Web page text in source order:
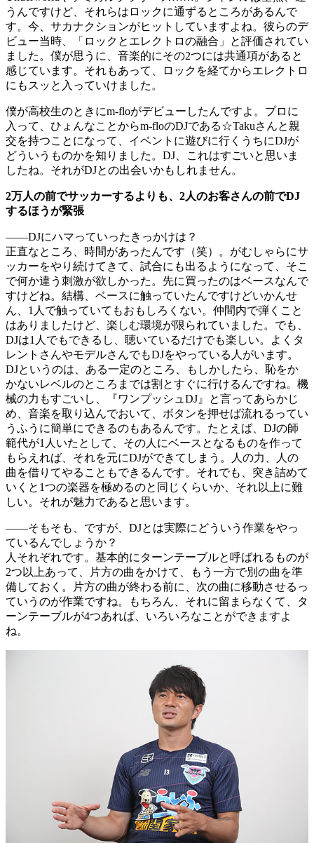
うんですけど、それらはロックに通ずるところがあるんで
す。今、サカナクションがヒットしていますよね。彼らのデ
ビュー当時、「ロックとエレクトロの融合」と評価されてい
ました。僕が思うに、音楽的にその2つには共通項があると
感じています。それもあって、ロックを経てからエレクトロ
にもスッと入っていけました。
僕が高校生のときにm-floがデビューしたんですよ。プロに
入って、ひょんなことからm-floのDJである☆Takuさんと親
交を持つことになって、イベントに遊びに行くうちにDJが
どういうものかを知りました。DJ、これはすごいと思いま
したね。それがDJとの出会いかもしれません。
2万人の前でサッカーするよりも、2人のお客さんの前でDJ
するほうが緊張
――DJにハマっていったきっかけは？
正直なところ、時間があったんです（笑）。がむしゃらにサ
ッカーをやり続けてきて、試合にも出るようになって、そこ
で何か違う刺激が欲しかった。先に買ったのはベースなんで
すけどね。結構、ベースに触っていたんですけどいかんせ
ん、1人で触っていてもおもしろくない。仲間内で弾くこと
はありましたけど、楽しむ環境が限られていました。でも、
DJは1人でもできるし、聴いているだけでも楽しい。よくタ
レントさんやモデルさんでもDJをやっている人がいます。
DJというのは、ある一定のところ、もしかしたら、恥をか
かないレベルのところまでは割とすぐに行けるんですね。機
械の力もすごいし、『ワンプッシュDJ』と言ってあらかじ
め、音楽を取り込んでおいて、ボタンを押せば流れるってい
うふうに簡単にできるのもあるんです。たとえば、DJの師
範代が1人いたとして、その人にベースとなるものを作って
もらえれば、それを元にDJができてしまう。人の力、人の
曲を借りてやることもできるんです。それでも、突き詰めて
いくと1つの楽器を極めるのと同じくらいか、それ以上に難
しい。それが魅力であると思います。
――そもそも、ですが、DJとは実際にどういう作業をやっ
ているんでしょうか？
人それぞれです。基本的にターンテーブルと呼ばれるものが
2つ以上あって、片方の曲をかけて、もう一方で別の曲を準
備しておく。片方の曲が終わる前に、次の曲に移動させるっ
ていうのが作業ですね。もちろん、それに留まらなくて、タ
ーンテーブルが4つあれば、いろいろなことができますよ
ね。